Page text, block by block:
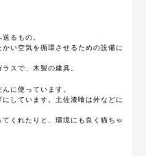
るもの。
い空気を循環させるための設備に
スで、木製の建具。
に使っています。
しています。土佐漆喰は外などに
くれたりと、環境にも良く猫ちゃ